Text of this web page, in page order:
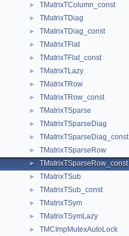
► TMatrixTColumn_const
► TMatrixTDiag
► TMatrixTDiag_const
► TMatrixTFlat
► TMatrixTFlat_const
► TMatrixTLazy
► TMatrixTRow
► TMatrixTRow_const
► TMatrixTSparse
► TMatrixTSparseDiag
► TMatrixTSparseDiag_const
► TMatrixTSparseRow
► TMatrixTSparseRow_const
► TMatrixTSub
► TMatrixTSub_const
► TMatrixTSym
► TMatrixTSymLazy
► TMCImpMutexAutoLock